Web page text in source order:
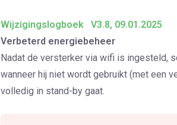
Wijzigingslogboek
V3.8, 09.01.2025
Verbeterd energiebeheer
Nadat de versterker via wifi is ingesteld,
wanneer hij niet wordt gebruikt (met een
volledig in stand-by gaat.